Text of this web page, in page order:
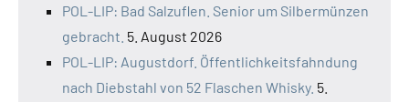
POL-LIP: Bad Salzuflen. Senior um Silbermünzen
gebracht. 5. August 2026
POL-LIP: Augustdorf. Öffentlichkeitsfahndung
nach Diebstahl von 52 Flaschen Whisky. 5.